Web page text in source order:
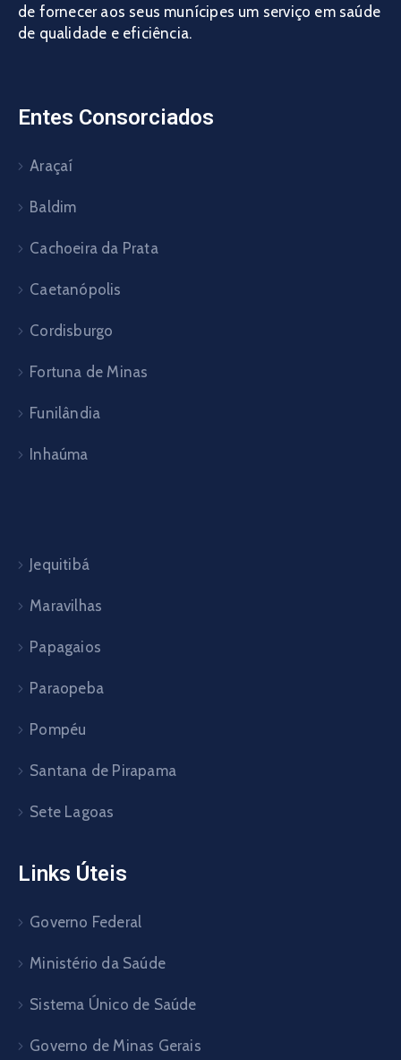
de fornecer aos seus munícipes um serviço em saúde
de qualidade e eficiência.
Entes Consorciados
Araçaí
Baldim
Cachoeira da Prata
Caetanópolis
Cordisburgo
Fortuna de Minas
Funilândia
Inhaúma
Jequitibá
Maravilhas
Papagaios
Paraopeba
Pompéu
Santana de Pirapama
Sete Lagoas
Links Úteis
Governo Federal
Ministério da Saúde
Sistema Único de Saúde
Governo de Minas Gerais